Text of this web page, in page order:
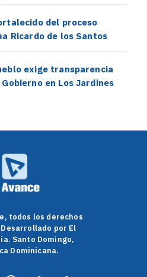
del proceso
Ricardo de los Santos
exige transparencia
en Los Jardines
todos los derechos
por El
Santo Domingo,
Dominicana.